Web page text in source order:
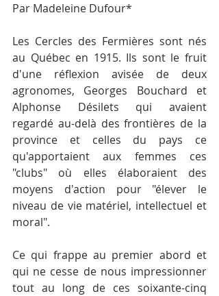
Par Madeleine Dufour*
Les Cercles des Fermières sont nés
au Québec en 1915. Ils sont le fruit
d'une réflexion avisée de deux
agronomes, Georges Bouchard et
Alphonse Désilets qui avaient
regardé au-delà des frontières de la
province et celles du pays ce
qu'apportaient aux femmes ces
"clubs" où elles élaboraient des
moyens d'action pour "élever le
niveau de vie matériel, intellectuel et
moral".
Ce qui frappe au premier abord et
qui ne cesse de nous impressionner
tout au long de ces soixante-cinq